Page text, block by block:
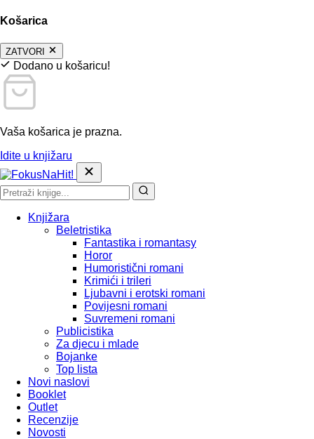
Košarica
ZATVORI
Dodano u košaricu!
Vaša košarica je prazna.
Idite u knjižaru
Knjižara
Beletristika
Fantastika i romantasy
Horor
Humoristični romani
Krimići i trileri
Ljubavni i erotski romani
Povijesni romani
Suvremeni romani
Publicistika
Za djecu i mlade
Bojanke
Top lista
Novi naslovi
Booklet
Outlet
Recenzije
Novosti